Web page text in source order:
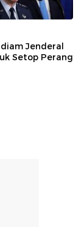
Jenderal
Setop Perang